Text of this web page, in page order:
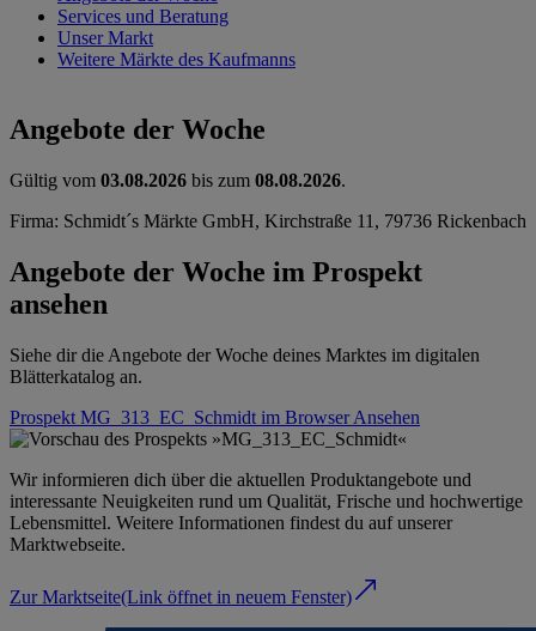
Services und Beratung
Unser Markt
Weitere Märkte des Kaufmanns
Angebote der Woche
Gültig vom 03.08.2026 bis zum 08.08.2026.
Firma: Schmidt´s Märkte GmbH, Kirchstraße 11, 79736 Rickenbach
Angebote der Woche im Prospekt
ansehen
Siehe dir die Angebote der Woche deines Marktes im digitalen
Blätterkatalog an.
Prospekt MG_313_EC_Schmidt im Browser Ansehen
Wir informieren dich über die aktuellen Produktangebote und
interessante Neuigkeiten rund um Qualität, Frische und hochwertige
Lebensmittel. Weitere Informationen findest du auf unserer
Marktwebseite.
Zur Marktseite(Link öffnet in neuem Fenster)